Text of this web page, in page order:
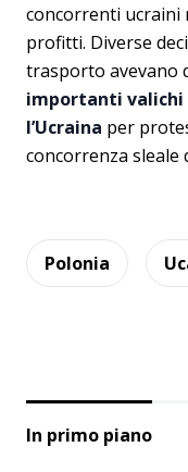
concorrenti ucraini
profitti. Diverse
trasporto avevano
importanti valichi
l’Ucraina per
concorrenza sleale
Polonia
In primo piano